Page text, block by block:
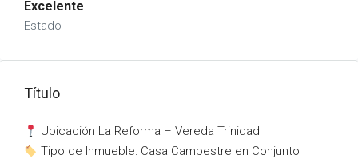
Excelente
Estado
Título
Ubicación La Reforma – Vereda Trinidad
Tipo de Inmueble: Casa Campestre en Conjunto